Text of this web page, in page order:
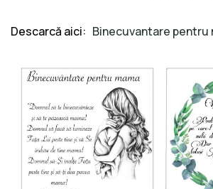
Descarcă aici: Binecuvantare pentru